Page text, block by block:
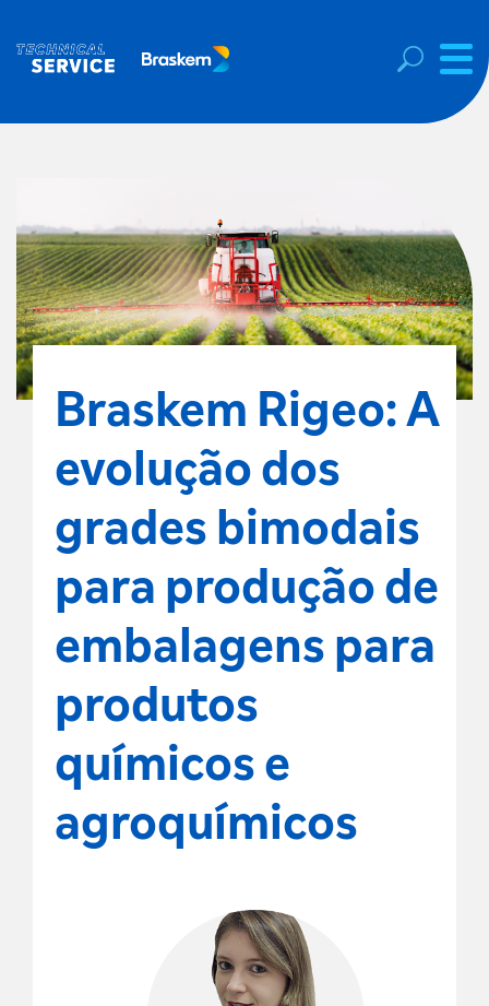
Braskem Rigeo: A
evolução dos
grades bimodais
para produção de
embalagens para
produtos
químicos e
agroquímicos